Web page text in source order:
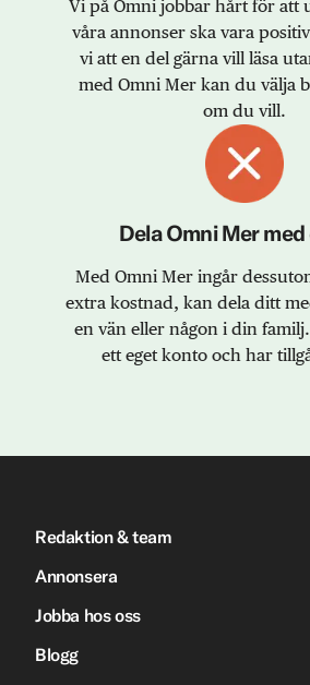
Vi på Omni jobbar hårt för att
våra annonser ska vara
vi att en del gärna vill läsa
med Omni Mer kan du välja
om du vill.
Dela Omni Mer med
Med Omni Mer ingår
extra kostnad, kan dela ditt
en vän eller någon i din
ett eget konto och har
Redaktion & team
Annonsera
Jobba hos oss
Blogg